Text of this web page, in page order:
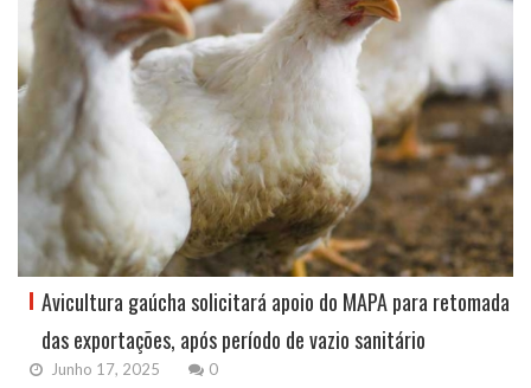
Avicultura gaúcha solicitará apoio do MAPA para retomada
das exportações, após período de vazio sanitário
Junho 17, 2025 0